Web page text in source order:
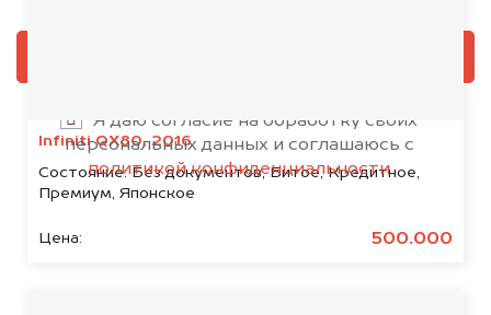
Infiniti QX80, 2016
Состояние:Без документов, Битое, Кредитное,
Премиум, Японское
Цена: 500.000
Я даю согласие на обработку своих
персональных данных и соглашаюсь с
политикой конфиденциальности